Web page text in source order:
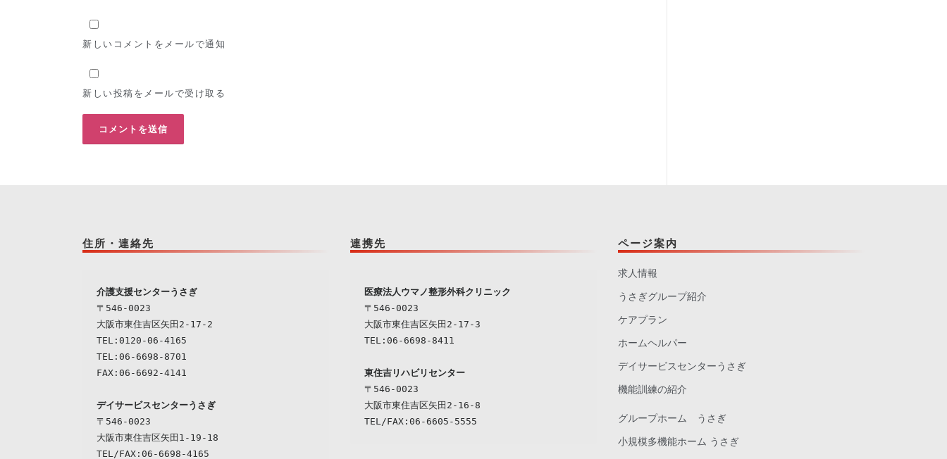
新しいコメントをメールで通知
新しい投稿をメールで受け取る
住所・連絡先
介護支援センターうさぎ
〒546-0023
大阪市東住吉区矢田2-17-2
TEL:0120-06-4165
TEL:06-6698-8701
デイサービスセンターうさぎ
〒546-0023
大阪市東住吉区矢田1-19-18
TEL/FAX:06-6698-4165
連携先
〒546-0023
大阪市東住吉区矢田2-17-3
TEL:06-6698-8411
東住吉リハビリセンター
〒546-0023
大阪市東住吉区矢田2-16-8
ページ案内
求人情報
うさぎグループ紹介
ケアプラン
ホームヘルパー
デイサービスセンターうさぎ
機能訓練の紹介
グループホーム うさぎ
小規模多機能ホーム うさぎ